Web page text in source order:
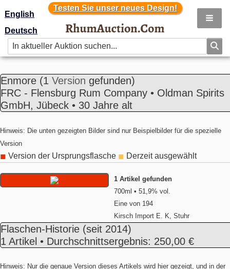
Testen Sie unser neues Design!
Testen Sie unser neues Design!
English
Deutsch
Enmore (1 Version gefunden)
FRC - Flensburg Rum Company • Oldman Spirits
GmbH, Jübeck • 30 Jahre alt
Hinweis: Die unten gezeigten Bilder sind nur Beispielbilder für die spezielle
Version
◼ Version der Ursprungsflasche ◼ Derzeit ausgewählt
1 Artikel gefunden
700ml • 51,9% vol.
Eine von 194
Kirsch Import E. K, Stuhr
Flaschen-Historie (seit 2014)
1 Artikel • Durchschnittsergebnis: 250,00 €
Hinweis: Nur die genaue Version dieses Artikels wird hier gezeigt, und in der